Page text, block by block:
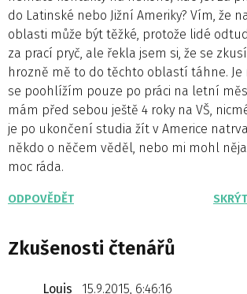
do Latinské nebo Jižní Ameriky? Vím, že
oblasti může být těžké, protože lidé
za prací pryč, ale řekla jsem si, že se
hrozně mě to do těchto oblastí táhne. Je
se poohlížím pouze po práci na letní
mám před sebou ještě 4 roky na VŠ,
je po ukončení studia žít v Americe
někdo o něčem věděl, nebo mi mohl
moc ráda.
ODPOVĚDĚT
Zkušenosti čtenářů
Louis
15.9.2015, 6:46:16